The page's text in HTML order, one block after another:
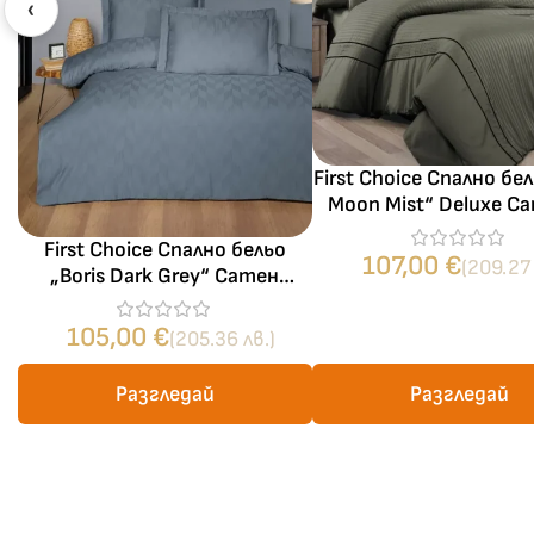
‹
First Choice Спално бельо
„Boris Dark Grey“ Сатен
Жакард – 100% памук – 6
части – за спалня
105,00 €(205.36 лв.)
Разгледай
First Choice Спално
Moon Mist“ Deluxe
100% памук – 6
спалня
107,00 €(209.27
Разгледай